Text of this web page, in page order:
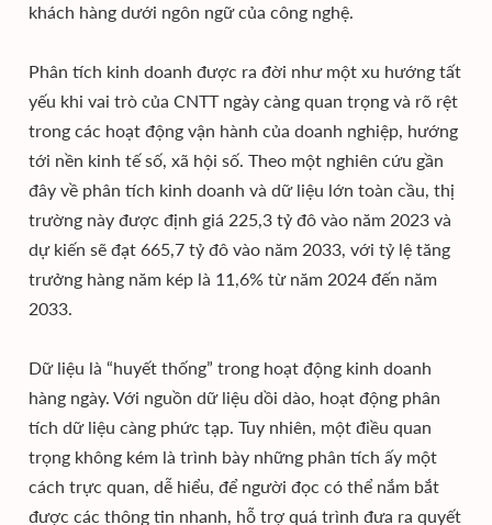
khách hàng dưới ngôn ngữ của công nghệ.
Phân tích kinh doanh được ra đời như một xu hướng tất
yếu khi vai trò của CNTT ngày càng quan trọng và rõ rệt
trong các hoạt động vận hành của doanh nghiệp, hướng
tới nền kinh tế số, xã hội số. Theo một nghiên cứu gần
đây về phân tích kinh doanh và dữ liệu lớn toàn cầu, thị
trường này được định giá 225,3 tỷ đô vào năm 2023 và
dự kiến sẽ đạt 665,7 tỷ đô vào năm 2033, với tỷ lệ tăng
trưởng hàng năm kép là 11,6% từ năm 2024 đến năm
2033.
Dữ liệu là “huyết thống” trong hoạt động kinh doanh
hàng ngày. Với nguồn dữ liệu dồi dào, hoạt động phân
tích dữ liệu càng phức tạp. Tuy nhiên, một điều quan
trọng không kém là trình bày những phân tích ấy một
cách trực quan, dễ hiểu, để người đọc có thể nắm bắt
được các thông tin nhanh, hỗ trợ quá trình đưa ra quyết